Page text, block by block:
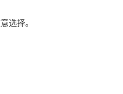
选择。